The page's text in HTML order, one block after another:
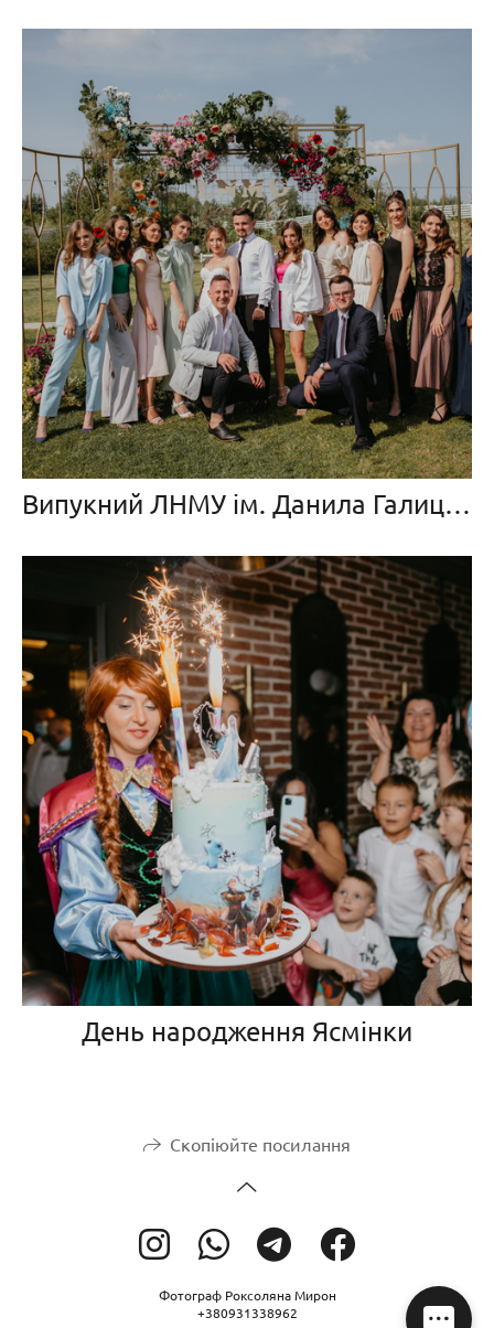
Випукний ЛНМУ ім. Данила Галицького
День народження Ясмінки
Скопіюйте посилання
Фотограф Роксоляна Мирон
+380931338962